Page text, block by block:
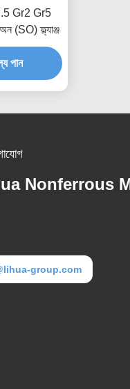
Gr2 Gr5
অন (SO) ফ্ল্যাঞ্জ
পান
Nonferrous
group.com